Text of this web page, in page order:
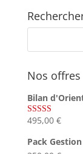
Nos offres
Bilan
Note4.75
495,00 €
Pack